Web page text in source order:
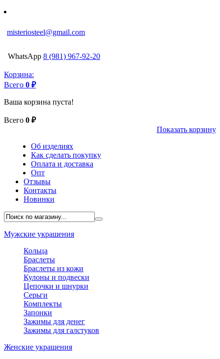
misteriosteel@gmail.com
WhatsApp 8 (981) 967-92-20
Корзина:
Всего 0 ₽
Ваша корзина пуста!
Всего 0 ₽
Показать корзину
Об изделиях
Как сделать покупку
Оплата и доставка
Опт
Отзывы
Контакты
Новинки
Мужские украшения
Кольца
Браслеты
Браслеты из кожи
Кулоны и подвески
Цепочки и шнурки
Серьги
Комплекты
Запонки
Зажимы для денег
Зажимы для галстуков
Женские украшения